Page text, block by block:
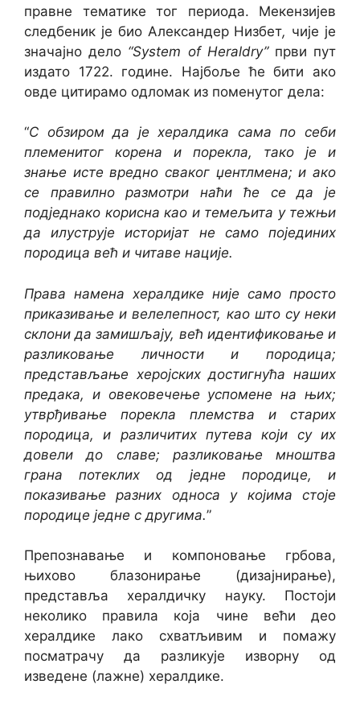
правне тематике тог периода. Мекензијев
следбеник је био Александер Низбет, чије је
значајно дело “System of Heraldry”први пут
издато 1722. године. Најбоље ће бити ако
овде цитирамо одломак из поменутог дела:
“С обзиром да је хералдика сама по себи
племенитог корена и порекла, тако је и
знање исте вредно сваког џентлмена; и ако
се правилно размотри наћи ће се да је
подједнако корисна као и темељита у тежњи
да илуструје историјат не само појединих
породица већ и читаве нације.
Права намена хералдике није само просто
приказивање и велелепност, као што су неки
склони да замишљају, већ идентификовање и
разликовање личности и породица;
представљање херојских достигнућа наших
предака, и овековечење успомене на њих;
утврђивање порекла племства и старих
породица, и различитих путева који су их
довели до славе; разликовање мноштва
грана потеклих од једне породице, и
показивање разних односа у којима стоје
породице једне с другима.”
Препознавање и компоновање грбова,
њихово блазонирање (дизајнирање),
представља хералдичку науку. Постоји
неколико правила која чине већи део
хералдике лако схватљивим и помажу
посматрачу да разликује изворну од
изведене (лажне) хералдике.